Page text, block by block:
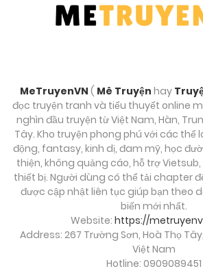
Chương 46
Tháng 9 25, 2025
Chương 44
Tháng 9 25, 2025
Chương 43
Chương 42
MeTruyenVN ( Mê Truyện hay
đọc truyện tranh và tiểu thuyết online
nghìn đầu truyện từ Việt Nam, Hàn,
Tây. Kho truyện phong phú với các thể
động, fantasy, kinh dị, đam mỹ, học
thiện, không quảng cáo, hỗ trợ
thiết bị. Người dùng có thể tải chapter
được cập nhật liên tục giúp bạn theo
biến mới nhất.
Website: https://
Address: 267 Trường Sơn, Hoà Thọ
Việt Nam
Hotline: 0909089451